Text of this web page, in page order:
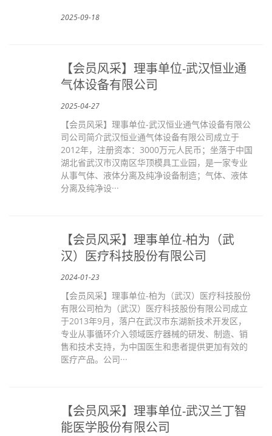
2025-09-18
【会员风采】理事单位-武汉恒业通
气体设备有限公司
2025-04-27
【会员风采】理事单位-武汉恒业通气体设备有限公
司公司简介武汉恒业通气体设备有限公司成立于
2012年，注册资本：3000万元人民币；坐落于中国
湖北省武汉市汉南区华顶模具工业园，是一家专业
从事气体、液体分离及纯净设备制造；气体、液体
分离及纯净设···
【会员风采】理事单位-柏为（武
汉）医疗科技股份有限公司
2024-01-23
【会员风采】理事单位-柏为（武汉）医疗科技股份
有限公司柏为（武汉）医疗科技股份有限公司成立
于2013年9月，落户在武汉市东湖新技术开发区，
专业从事循环介入领域医疗器械的研发、制造、销
售和技术支持，为中国医生和患者提供更加有效的
医疗产品。公司···
【会员风采】理事单位-武汉兰丁智
能医学股份有限公司